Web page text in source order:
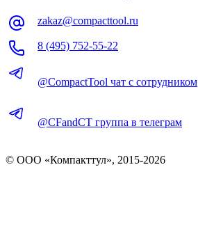
zakaz@compacttool.ru
8 (495) 752-55-22
@CompactTool чат с сотрудником
@CFandCT группа в телеграм
© OOO «Компакттул», 2015-2026